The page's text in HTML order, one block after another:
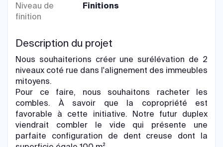
Niveau de
finition
Finitions
Description du projet
Nous souhaiterions créer une surélévation de 2
niveaux coté rue dans l'alignement des immeubles
mitoyens.
Pour ce faire, nous souhaitons racheter les
combles. À savoir que la copropriété est
favorable à cette initiative. Notre futur duplex
viendrait combler le vide qui présente une
parfaite configuration de dent creuse dont la